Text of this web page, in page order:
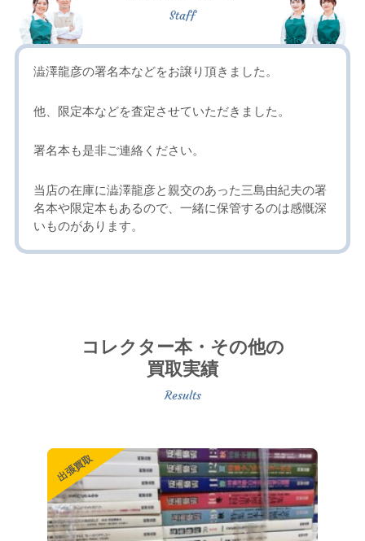
澁澤龍彦の署名本などをお譲り頂きました。
他、限定本などを査定させていただきました。
署名本も是非ご連絡ください。
当店の在庫に澁澤龍彦と親交のあった三島由紀夫の署
名本や限定本もあるので、一緒に保管するのは感慨深
いものがあります。
コレクター本・その他の
買取実績
出張買取